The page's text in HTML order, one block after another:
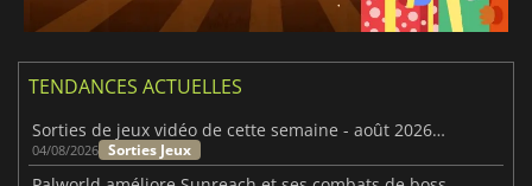
TENDANCES ACTUELLES
Sorties de jeux vidéo de cette semaine - août 2026 (semaine 32)
04/08/2026 Sorties Jeux